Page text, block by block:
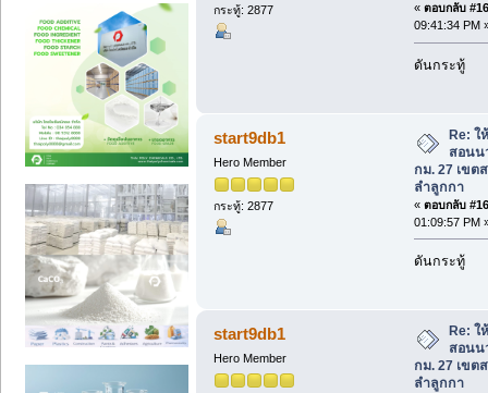
กระทู้: 2877 « ตอบกลับ
09:41:34 PM
ดันกระทู้
start9db1
Hero Member
กระทู้: 2877
Re: ใ
สอนน
กม. 27 เขต
ลำลูกกา
« ตอบกลับ
01:09:57 PM
ดันกระทู้
start9db1
Hero Member
Re: ใ
สอนน
กม. 27 เขต
ลำลูกกา